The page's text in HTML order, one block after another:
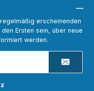
erscheinenden
Ersten sein, über neue
werden.